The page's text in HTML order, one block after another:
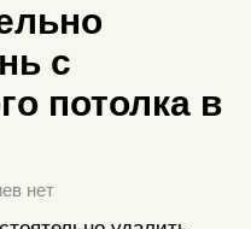
с
потолка в
нет